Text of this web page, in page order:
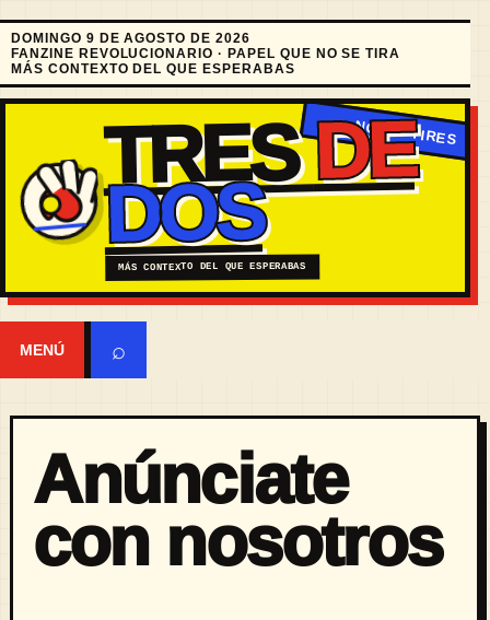
DOMINGO 9 DE AGOSTO DE 2026
FANZINE REVOLUCIONARIO · PAPEL QUE NO SE TIRA
MÁS CONTEXTO DEL QUE ESPERABAS
TRESDE
DOS
MÁS CONTEXTO DEL QUE ESPERABAS
MENÚ ⌕
Anúnciate
con nosotros